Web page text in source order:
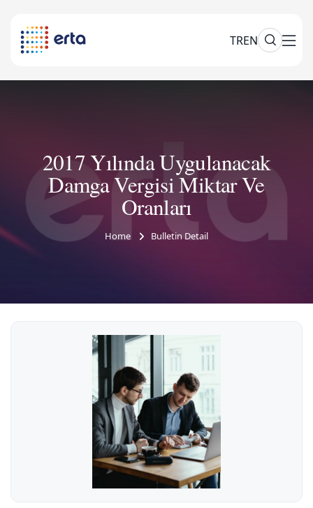
TREN
2017 Yılında Uygulanacak
Damga Vergisi Miktar Ve
Oranları
Home Bulletin Detail